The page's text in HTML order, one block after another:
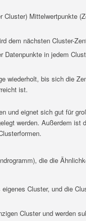
Cluster) Mittelwertpunkte
dem nächsten Cluster-
Datenpunkte in jedem
wiederholt, bis sich die
ist.
und eignet sich gut für
werden. Außerdem ist
die die
Cluster, und die
Cluster und werden